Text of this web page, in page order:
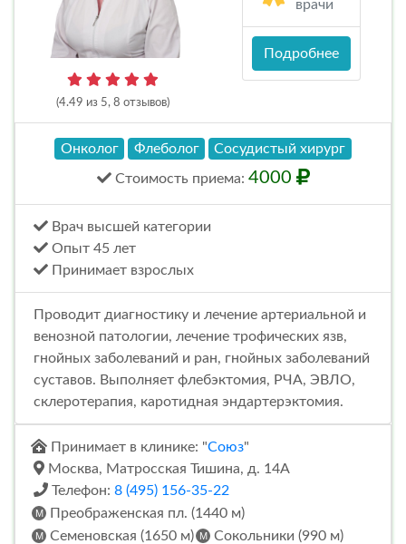
(4.49 из 5, 8 отзывов)
врачи
Подробнее
Онколог Флеболог Сосудистый хирург
Стоимость приема: 4000
Врач высшей категории
Опыт 45 лет
Принимает взрослых
Проводит диагностику и лечение артериальной и
венозной патологии, лечение трофических язв,
гнойных заболеваний и ран, гнойных заболеваний
суставов. Выполняет флебэктомия, РЧА, ЭВЛО,
склеротерапия, каротидная эндартерэктомия.
Принимает в клинике: "Союз"
Москва, Матросская Тишина, д. 14А
Телефон: 8 (495) 156-35-22
Преображенская пл. (1440 м)
Семеновская (1650 м)
Сокольники (990 м)